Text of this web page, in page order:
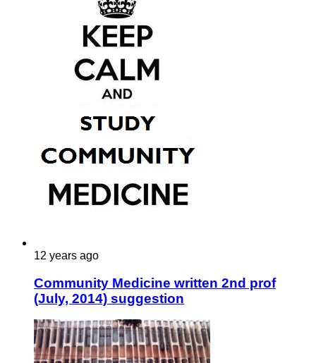
12 years ago
Community Medicine written 2nd prof
(July, 2014) suggestion